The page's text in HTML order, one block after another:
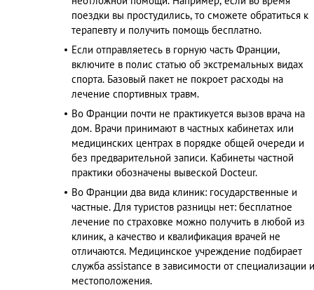
поездки вы простудились, то сможете обратиться к
терапевту и получить помощь бесплатно.
Если отправляетесь в горную часть Франции,
включите в полис статью об экстремальных видах
спорта. Базовый пакет не покроет расходы на
лечение спортивных травм.
Во Франции почти не практикуется вызов врача на
дом. Врачи принимают в частных кабинетах или
медицинских центрах в порядке общей очереди и
без предварительной записи. Кабинеты частной
практики обозначены вывеской Docteur.
Во Франции два вида клиник: государственные и
частные. Для туристов разницы нет: бесплатное
лечение по страховке можно получить в любой из
клиник, а качество и квалификация врачей не
отличаются. Медицинское учреждение подбирает
служба assistance в зависимости от специализации и
местоположения.